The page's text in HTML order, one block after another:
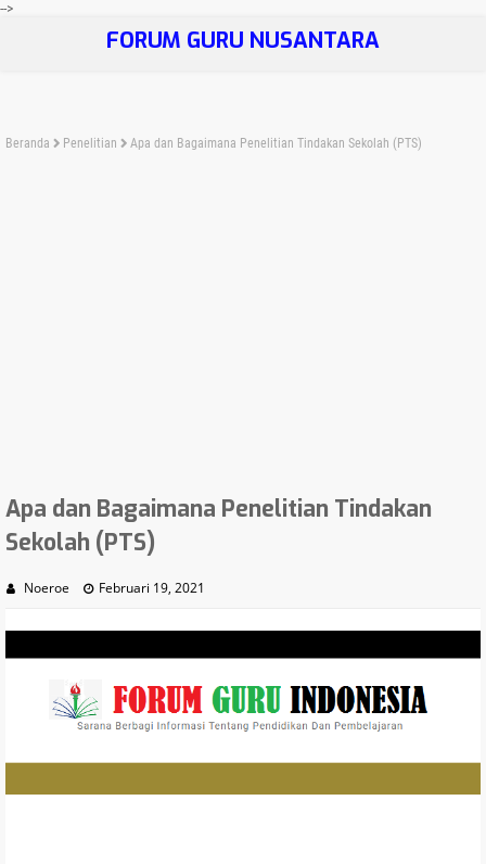
-->
FORUM GURU NUSANTARA
Beranda Penelitian Apa dan Bagaimana Penelitian Tindakan Sekolah (PTS)
Apa dan Bagaimana Penelitian Tindakan
Sekolah (PTS)
Noeroe Februari 19, 2021